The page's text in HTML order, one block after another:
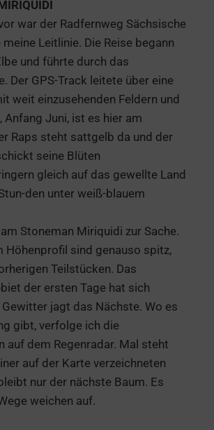
war der Radfernweg Sächsische
Leitlinie. Die Reise begann
und führte durch das
Der GPS-Track leitete über eine
weit einzusehenden Feldern und
Anfang Juni, ist es hier am
Raps steht sattgelb da und der
seine Blüten
gleich auf das gewellte Land
den unter weiß-blauem
Stoneman Miriquidi zur Sache.
Höhenprofil sind genauso spitz,
Teilstücken. Das
der ersten Tage hat sich
Gewitter jagt das Nächste. Wo es
gibt, verfolge ich die
auf dem Regenradar. Mal steht
auf der Karte verzeichneten
nur der nächste Baum. Es
weichen auf.